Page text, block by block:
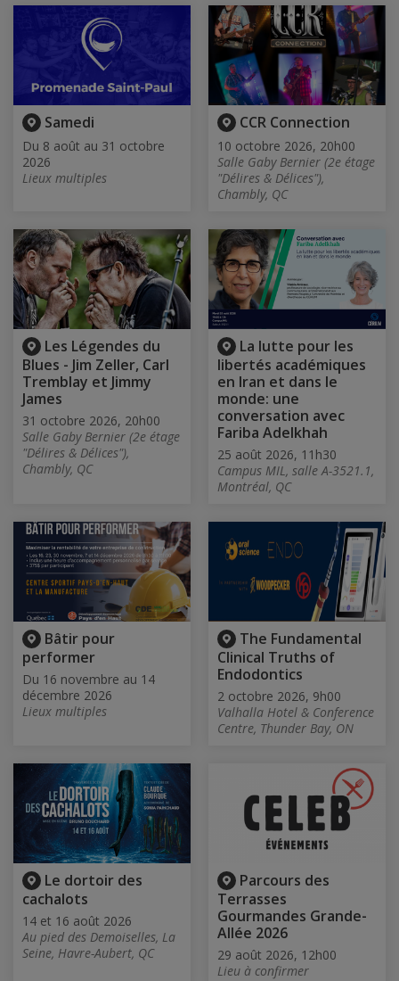
Samedi
Du 8 août au 31 octobre
2026
Lieux multiples
CCR Connection
10 octobre 2026, 20h00
Salle Gaby Bernier (2e étage
"Délires & Délices"),
Chambly, QC
Les Légendes du
Blues - Jim Zeller, Carl
Tremblay et Jimmy
James
31 octobre 2026, 20h00
Salle Gaby Bernier (2e étage
"Délires & Délices"),
Chambly, QC
La lutte pour les
libertés académiques
en Iran et dans le
monde: une
conversation avec
Fariba Adelkhah
25 août 2026, 11h30
Campus MIL, salle A-3521.1,
Montréal, QC
Bâtir pour
performer
Du 16 novembre au 14
décembre 2026
Lieux multiples
The Fundamental
Clinical Truths of
Endodontics
2 octobre 2026, 9h00
Valhalla Hotel & Conference
Centre, Thunder Bay, ON
Le dortoir des
cachalots
14 et 16 août 2026
Au pied des Demoiselles, La
Seine, Havre-Aubert, QC
Parcours des
Terrasses
Gourmandes Grande-
Allée 2026
29 août 2026, 12h00
Lieu à confirmer